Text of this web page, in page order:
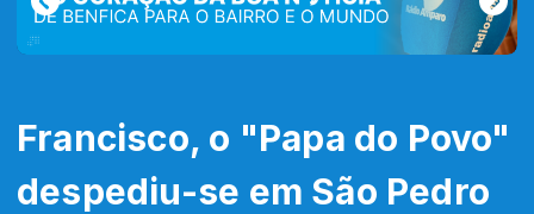
Francisco, o "Papa do Povo"
despediu-se em São Pedro